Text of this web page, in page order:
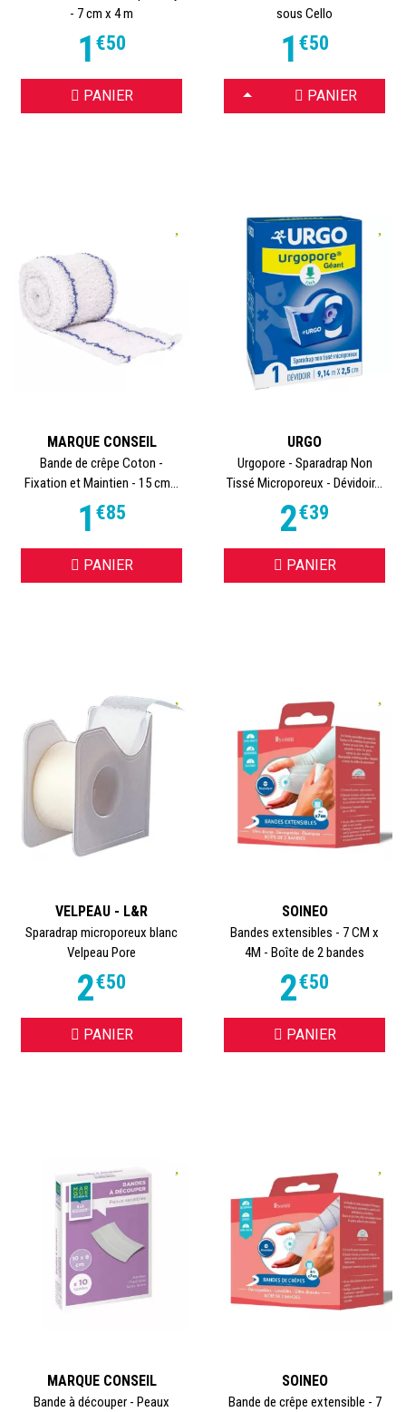
- 7 cm x 4 m
1 €50
PANIER
sous Cello
1 €50
CHOISIR PANIER
MARQUE CONSEIL
Bande de crêpe Coton -
Fixation et Maintien - 15 cm...
1 €85
PANIER
URGO
Urgopore - Sparadrap Non
Tissé Microporeux - Dévidoir...
2€39
PANIER
VELPEAU - L&R
Sparadrap microporeux blanc
Velpeau Pore
2€50
PANIER
SOINEO
Bandes extensibles - 7 CM x
4M - Boîte de 2 bandes
2€50
PANIER
MARQUE CONSEIL
Bande à découper - Peaux
SOINEO
Bande de crêpe extensible - 7